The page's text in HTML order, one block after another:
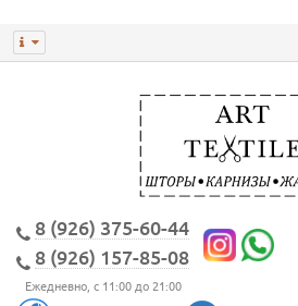
8 (926) 375-60-44
8 (926) 157-85-08
Ежедневно, с 11:00 до 21:00